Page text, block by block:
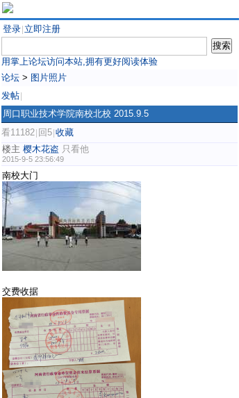
登录 立即注册
用掌上论坛访问本站,拥有更好阅读体验
论坛 > 图片照片
发帖
周口职业技术学院南校北校 2015.9.5
看11182 回5 收藏
楼主 樱木花盗 只看他
2015-9-5 23:56:49
南校大门
交费收据